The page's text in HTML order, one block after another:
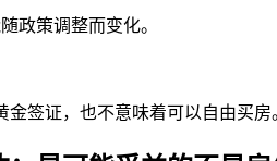
政策调整而变化。
金签证，也不意味着可以自由买房